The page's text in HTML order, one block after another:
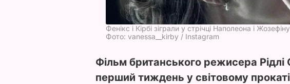
Фенікс і Кірбі зіграли у стрічці Наполеона і Жозефіну
Фото: vanessa__kirby / Instagram
Фільм британського режисера
перший тиждень у світовому